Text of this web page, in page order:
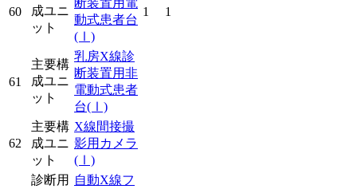
60
成ユニ
ット
断装置用電
動式患者台
(Ⅰ)
1 1
61
主要構
成ユニ
ット
乳房X線診
断装置用非
電動式患者
台(Ⅰ)
62
主要構
成ユニ
ット
X線間接撮
影用カメラ
(Ⅰ)
診断用
自動X線フ